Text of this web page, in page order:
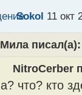
Sokol 11 окт
Мила писал(а):
NitroCerber
а? что? кто